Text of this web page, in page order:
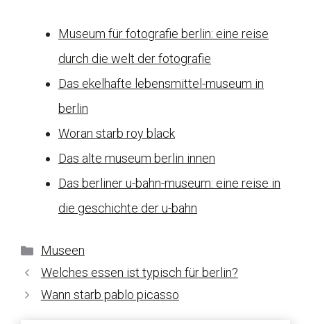
Museum für fotografie berlin: eine reise
durch die welt der fotografie
Das ekelhafte lebensmittel-museum in
berlin
Woran starb roy black
Das alte museum berlin innen
Das berliner u-bahn-museum: eine reise in
die geschichte der u-bahn
Kategorien
Museen
Welches essen ist typisch für berlin?
Wann starb pablo picasso